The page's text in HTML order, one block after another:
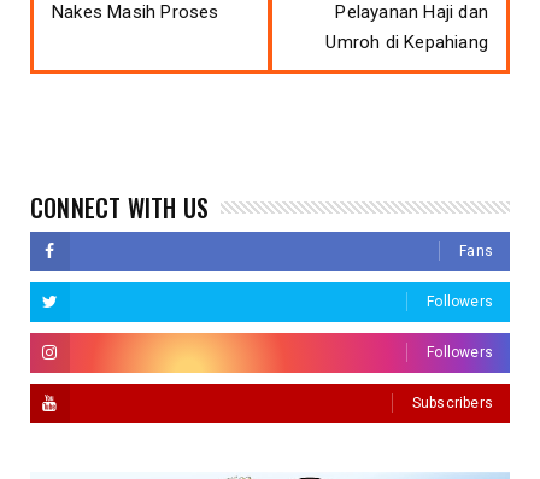
Nakes Masih Proses
Pelayanan Haji dan
Umroh di Kepahiang
CONNECT WITH US
Fans
Followers
Followers
Subscribers